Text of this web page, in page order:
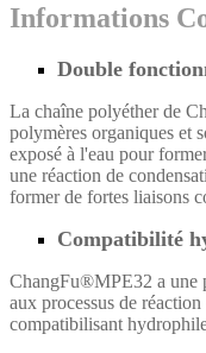
Informations
Double
La chaîne polyéther de
polymères organiques et
exposé à l'eau pour
une réaction de
former de fortes liaisons
Compatibilité
ChangFu®MPE32 a une
aux processus de
compatibilisant